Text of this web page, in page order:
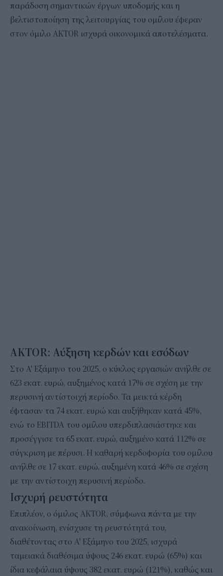
παράδοση σημαντικών έργων υποδομής και η
βελτιστοποίηση της λειτουργίας του ομίλου έφεραν
στον όμιλο AKTOR ισχυρά οικονομικά αποτελέσματα.
AKTOR: Αύξηση κερδών και εσόδων
Στο Α' Εξάμηνο του 2025, ο κύκλος εργασιών ανήλθε σε
623 εκατ. ευρώ, αυξημένος κατά 17% σε σχέση με την
περυσινή αντίστοιχή περίοδο. Τα μεικτά κέρδη
έφτασαν τα 74 εκατ. ευρώ και αυξήθηκαν κατά 45%,
ενώ το EBITDA του ομίλου υπερδιπλασιάστηκε και
προσέγγισε τα 65 εκατ. ευρώ, αυξημένο κατά 112% σε
σύγκριση με πέρυσι. Η καθαρή κερδοφορία του ομίλου
ανήλθε σε 17 εκατ. ευρώ, αυξημένη κατά 46% σε σχέση
με την αντίστοιχη περυσινή περίοδο.
Ισχυρή ρευστότητα
Επιπλέον, ο όμιλος AKTOR, σύμφωνα πάντα με την
ανακοίνωση, ενίσχυσε τη ρευστότητά του,
διαθέτοντας στο Α' Εξάμηνο του 2025, ισχυρά
ταμειακά διαθέσιμα ύψους 246 εκατ. ευρώ (65%) και
ίδια κεφάλαια ύψους 382 εκατ. ευρώ (121%), καθώς και